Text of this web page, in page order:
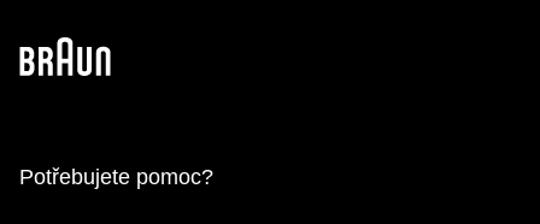
Potřebujete pomoc?